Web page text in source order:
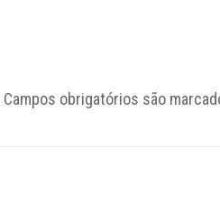
Campos obrigatórios são